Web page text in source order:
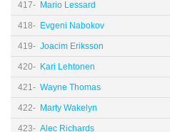
417- Mario Lessard
418- Evgeni Nabokov
419- Joacim Eriksson
420- Kari Lehtonen
421- Wayne Thomas
422- Marty Wakelyn
423- Alec Richards